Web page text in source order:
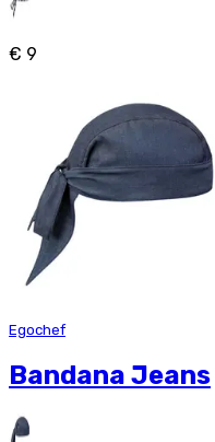
€ 9
Egochef
Bandana Jeans